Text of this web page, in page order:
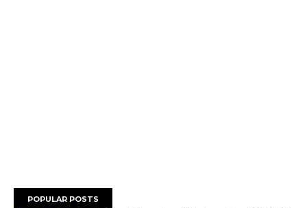
POPULAR POSTS